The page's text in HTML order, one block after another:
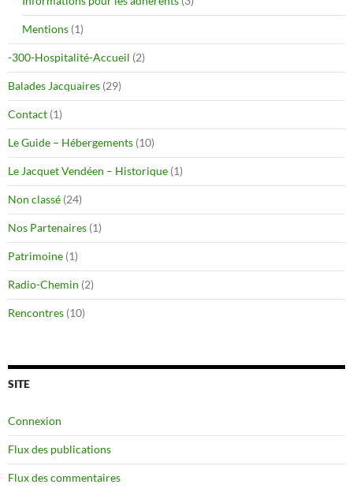
Mentions (1)
-300-Hospitalité-Accueil (2)
Balades Jacquaires (29)
Contact (1)
Le Guide – Hébergements (10)
Le Jacquet Vendéen – Historique (1)
Non classé (24)
Nos Partenaires (1)
Patrimoine (1)
Radio-Chemin (2)
Rencontres (10)
SITE
Connexion
Flux des publications
Flux des commentaires